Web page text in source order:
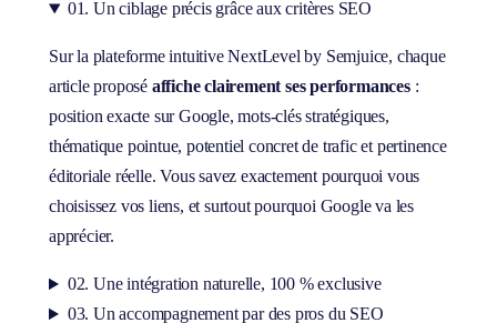
01. Un ciblage précis grâce aux critères SEO
Sur la plateforme intuitive NextLevel by Semjuice, chaque
article proposé affiche clairement ses performances:
position exacte sur Google, mots-clés stratégiques,
thématique pointue, potentiel concret de trafic et pertinence
éditoriale réelle. Vous savez exactement pourquoi vous
choisissez vos liens, et surtout pourquoi Google va les
apprécier.
02. Une intégration naturelle, 100 % exclusive
03. Un accompagnement par des pros du SEO